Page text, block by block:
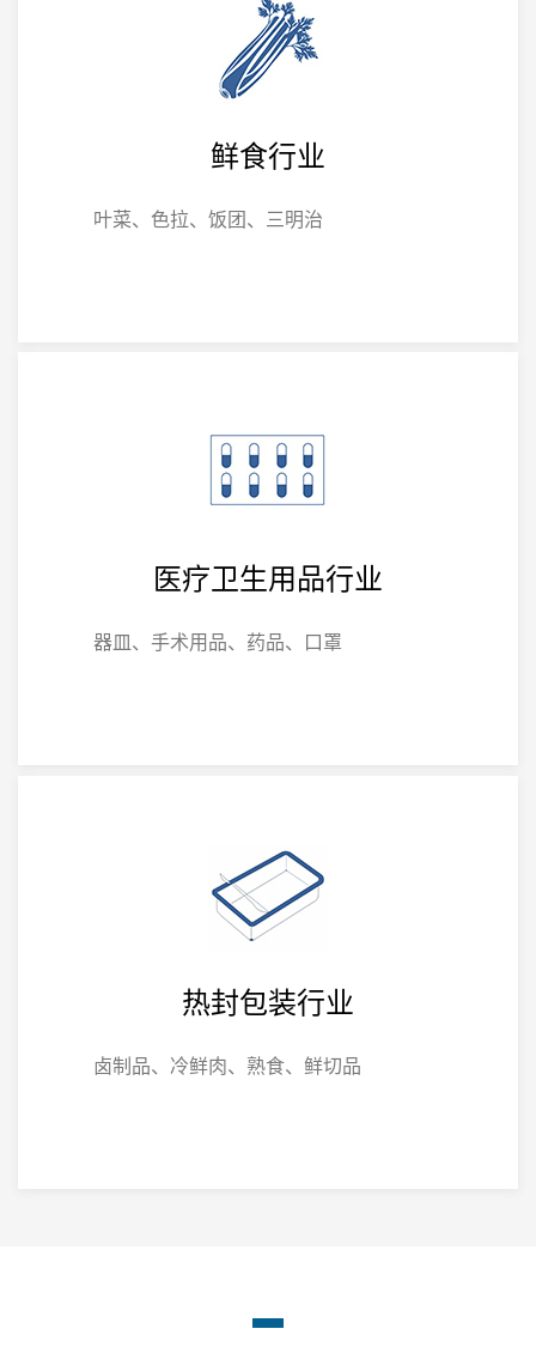
鲜食行业
叶菜、色拉、饭团、三明治
医疗卫生用品行业
器皿、手术用品、药品、口罩
热封包装行业
卤制品、冷鲜肉、熟食、鲜切品